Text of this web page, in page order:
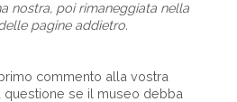
nostra, poi rimaneggiata nella
pagine addietro.
commento alla vostra
questione se il museo debba